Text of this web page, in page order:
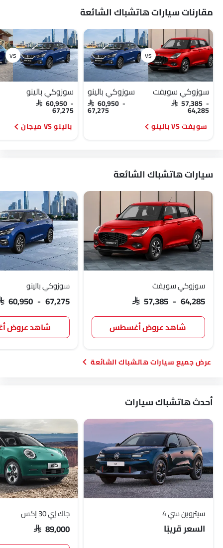
مقارنات سيارات هاتشباك الشائعة
سوزوكي سويفت
SAR 57,385 -
64,285
سوزوكي بالينو
SAR 60,950 -
67,275
سويفت VS بالينو
سوزوكي بالينو
SAR 60,950 -
67,275
بالينو VS ميجان
سيارات هاتشباك الشائعة
سوزوكي سويفت
SAR 57,385 - 64,285
شاهد عروض أغسطس
سوزوكي بالينو
60,950 - 67,275
شاهد عروض
سيارات هاتشباك الشائعة
أحدث هاتشباك سيارات
سيتروين سي 4
السعر قريبًا
جاك إي 30 إكس
SAR 89,000